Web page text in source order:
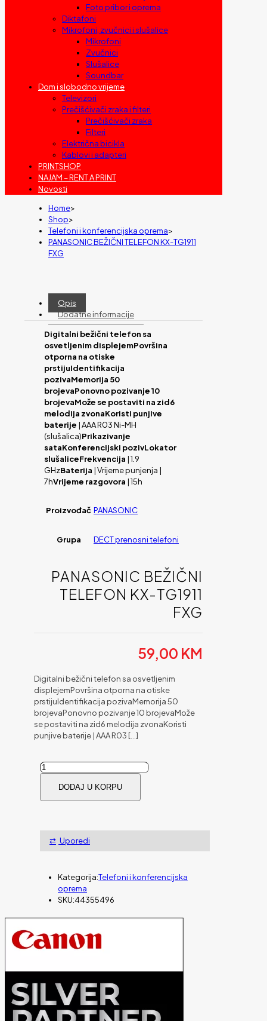
Foto pribor i oprema
Diktafoni
Mikrofoni, zvučnici i slušalice
Mikrofoni
Zvučnici
Slušalice
Soundbar
Dom i slobodno vrijeme
Televizori
Prečišćivači zraka i filteri
Prečišćivači zraka
Filteri
Električna bicikla
Kablovi i adapteri
PRINTSHOP
NAJAM – RENT A PRINT
Novosti
Home>
Shop>
Telefoni i konferencijska oprema>
PANASONIC BEŽIČNI TELEFON KX-TG1911
FXG
Opis
Dodatne informacije
Digitalni bežični telefon sa
osvetljenim displejemPovršina
otporna na otiske
prstijuIdentifikacija
pozivaMemorija 50
brojevaPonovno pozivanje 10
brojevaMože se postaviti na zid6
melodija zvonaKoristi punjive
baterije | AAA R03 Ni-MH
(slušalica)Prikazivanje
sataKonferencijski pozivLokator
slušaliceFrekvencija | 1.9
GHzBaterija | Vrijeme punjenja |
7hVrijeme razgovora | 15h
Proizvođač PANASONIC
Grupa DECT prenosni telefoni
PANASONIC BEŽIČNI
TELEFON KX-TG1911
FXG
59,00 KM
Digitalni bežični telefon sa osvetljenim
displejemPovršina otporna na otiske
prstijuIdentifikacija pozivaMemorija 50
brojevaPonovno pozivanje 10 brojevaMože
se postaviti na zid6 melodija zvonaKoristi
punjive baterije | AAA R03 […]
PANASONIC
BEŽIČNI
TELEFON
KX-
DODAJ U KORPU
Uporedi
Kategorija:Telefoni i konferencijska
oprema
SKU:44355496